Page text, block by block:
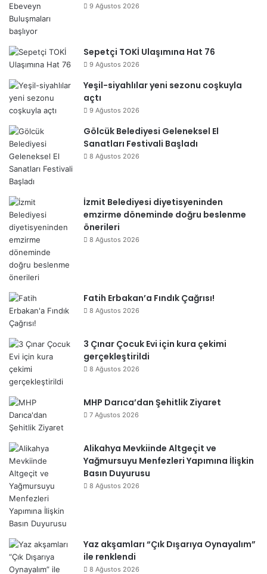
9 Ağustos 2026
Sepetçi TOKİ Ulaşımına Hat 76
9 Ağustos 2026
Yeşil-siyahlılar yeni sezonu coşkuyla
açtı
9 Ağustos 2026
Gölcük Belediyesi Geleneksel El
Sanatları Festivali Başladı
8 Ağustos 2026
İzmit Belediyesi diyetisyeninden
emzirme döneminde doğru beslenme
önerileri
8 Ağustos 2026
Fatih Erbakan’a Fındık Çağrısı!
8 Ağustos 2026
3 Çınar Çocuk Evi için kura çekimi
gerçekleştirildi
8 Ağustos 2026
MHP Darıca’dan Şehitlik Ziyaret
7 Ağustos 2026
Alikahya Mevkiinde Altgeçit ve
Yağmursuyu Menfezleri Yapımına İlişkin
Basın Duyurusu
8 Ağustos 2026
Yaz akşamları “Çık Dışarıya Oynayalım”
ile renklendi
8 Ağustos 2026